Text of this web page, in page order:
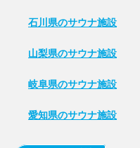
石川県のサウナ施設
山梨県のサウナ施設
岐阜県のサウナ施設
愛知県のサウナ施設